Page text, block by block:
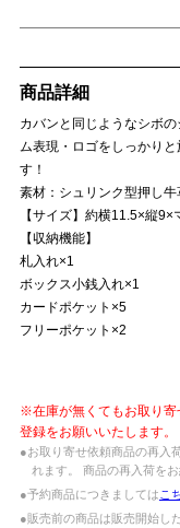
商品詳細
カバンと同じようなシボ
ム表現・ロゴをしっかり
す！
素材：シュリンク型押し牛
【サイズ】約横11.5×縦9×
【収納機能】
札入れ×1
ボックス小銭入れ×1
カードポケット×5
フリーポケット×2
※在庫が無くてもお取り寄
登録をお願いいたします。
●お取り寄せ依頼商品の再入
れます。 商品の再入荷を
●予約商品につきましては こ
●販売前の商品は販売開始し